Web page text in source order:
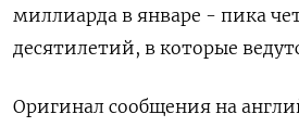
миллиарда в январе - пика
десятилетий, в которые
Оригинал сообщения на